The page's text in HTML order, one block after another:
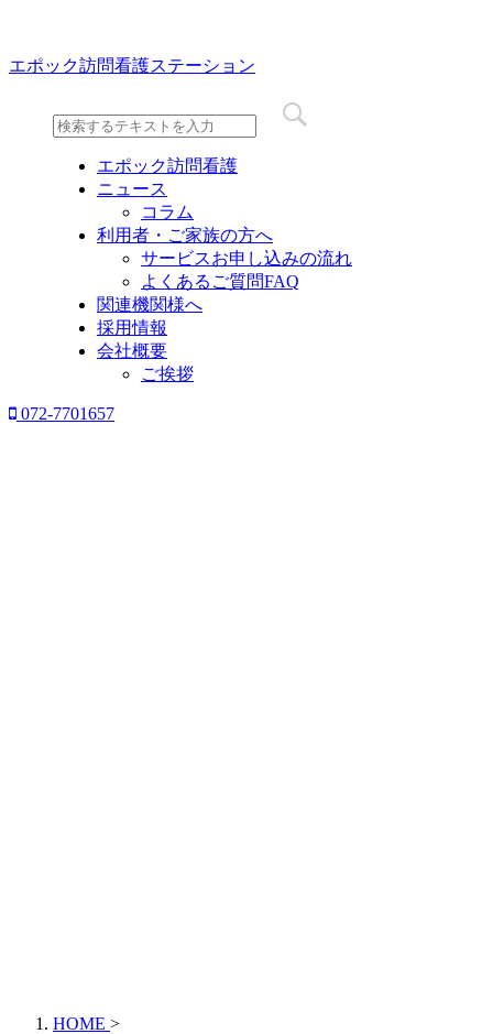
エポック訪問看護ステーション
エポック訪問看護
ニュース
コラム
利用者・ご家族の方へ
サービスお申し込みの流れ
よくあるご質問FAQ
関連機関様へ
採用情報
会社概要
ご挨拶
072-7701657
HOME >